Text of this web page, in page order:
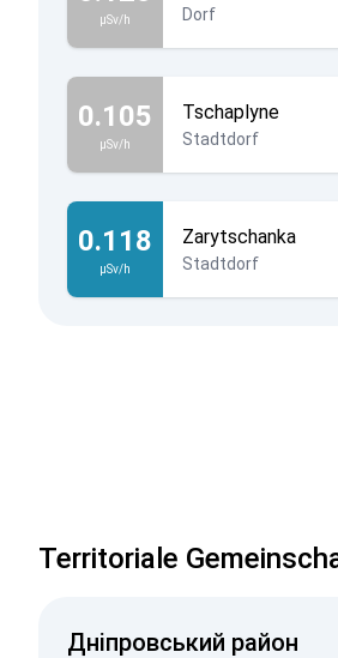
µSv/h Dorf
0.105
µSv/h
Tschaplyne
Stadtdorf
0.118
µSv/h
Zarytschanka
Stadtdorf
Territoriale
Дніпровський район